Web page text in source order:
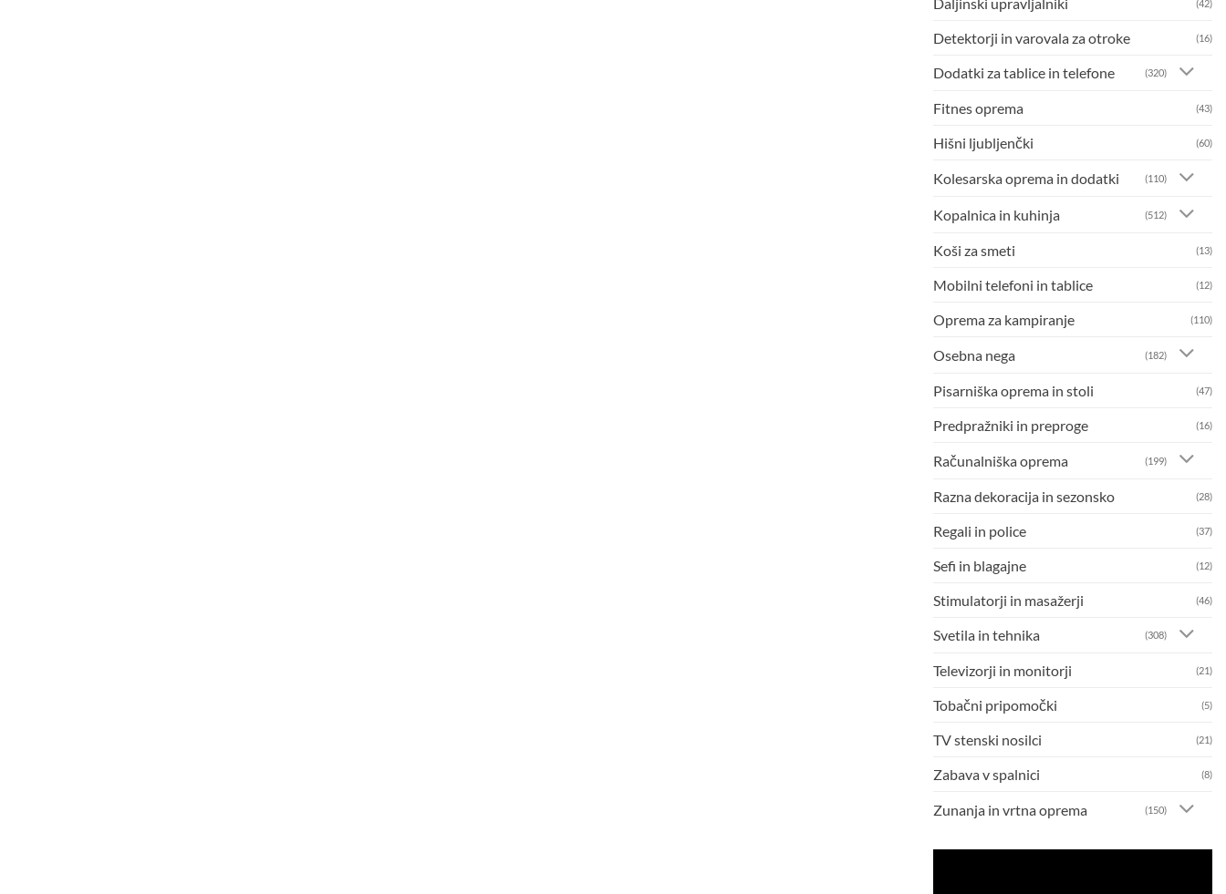
(42)
Detektorji in varovala za otroke (16)
Dodatki za tablice in telefone (320)
Fitnes oprema (43)
Hišni ljubljenčki (60)
Kolesarska oprema in dodatki (110)
Kopalnica in kuhinja (512)
Koši za smeti (13)
Mobilni telefoni in tablice (12)
Oprema za kampiranje (110)
Osebna nega (182)
Pisarniška oprema in stoli (47)
Predpražniki in preproge (16)
Računalniška oprema (199)
Razna dekoracija in sezonsko (28)
Regali in police (37)
Sefi in blagajne (12)
Stimulatorji in masažerji (46)
Svetila in tehnika (308)
Televizorji in monitorji (21)
Tobačni pripomočki (5)
TV stenski nosilci (21)
Zabava v spalnici (8)
Zunanja in vrtna oprema (150)